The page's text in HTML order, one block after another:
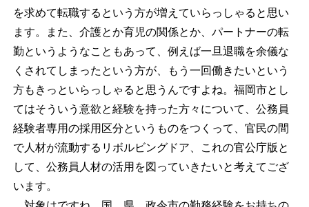
を求めて転職するという方が増えていらっしゃると思い
ます。また、介護とか育児の関係とか、パートナーの転
勤というようなこともあって、例えば一旦退職を余儀な
くされてしまったという方が、もう一回働きたいという
方もきっといらっしゃると思うんですよね。福岡市とし
てはそういう意欲と経験を持った方々について、公務員
経験者専用の採用区分というものをつくって、官民の間
で人材が流動するリボルビングドア、これの官公庁版と
して、公務員人材の活用を図っていきたいと考えてござ
います。